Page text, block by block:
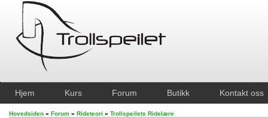
Hjem Kurs Forum Butikk Kontakt oss
Hovedsiden » Forum » Rideteori » Trollspeilets Ridelære